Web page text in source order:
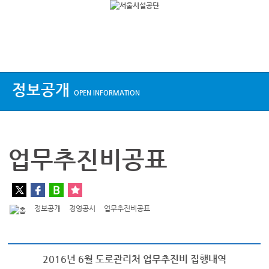
정보공개 OPEN INFORMATION
업무추진비공표
정보공개 경영공시 업무추진비공표
2016년 6월 도로관리처 업무추진비 집행내역